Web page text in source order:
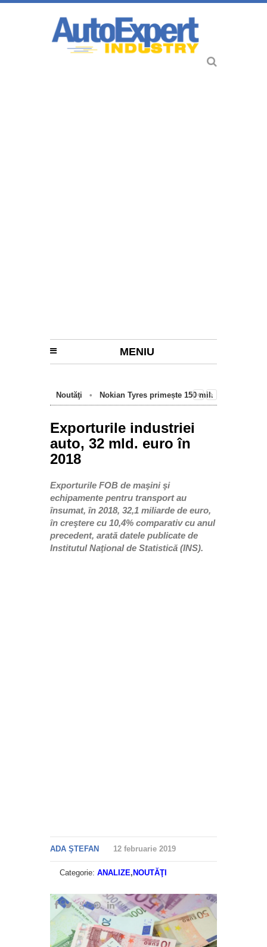
MENIU
Noutăţi •
Nokian Tyres primește 150 mil.
cu emisii zero de la Oradea
Exporturile industriei
auto, 32 mld. euro în
2018
Exporturile FOB de maşini şi
echipamente pentru transport au
însumat, în 2018, 32,1 miliarde de euro,
în creştere cu 10,4% comparativ cu anul
precedent, arată datele publicate de
Institutul Naţional de Statistică (INS).
ADA ŞTEFAN 12 februarie 2019
Categorie: ANALIZE, NOUTĂŢI